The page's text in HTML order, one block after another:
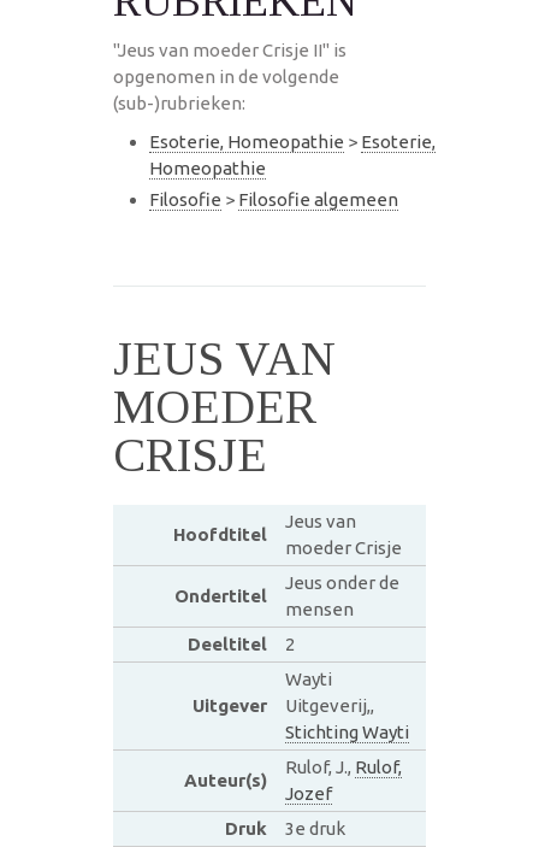
"Jeus van moeder Crisje II" is
opgenomen in de volgende
(sub-)rubrieken:
Esoterie, Homeopathie > Esoterie,
Homeopathie
Filosofie > Filosofie algemeen
JEUS VAN
MOEDER
CRISJE
Hoofdtitel
Jeus van
moeder Crisje
Ondertitel
Jeus onder de
mensen
Deeltitel
2
Uitgever
Wayti
Uitgeverij,,
Stichting Wayti
Auteur(s)
Rulof, J., Rulof,
Jozef
Druk
3e druk